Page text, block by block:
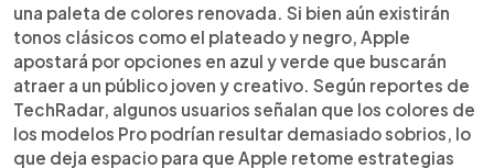
una paleta de colores renovada. Si bien aún existirán
tonos clásicos como el plateado y negro, Apple
apostará por opciones en azul y verde que buscarán
atraer a un público joven y creativo. Según reportes de
TechRadar, algunos usuarios señalan que los colores de
los modelos Pro podrían resultar demasiado sobrios, lo
que deja espacio para que Apple retome estrategias